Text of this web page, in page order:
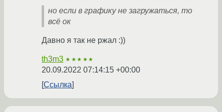
но если в графику не загружаться, то
всё ок
Давно я так не ржал :))
th3m3 ★★★★★
20.09.2022 07:14:15 +00:00
Ссылка